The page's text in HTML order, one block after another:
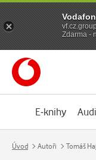
E-knihy
Úvod Autoři Tomáš
Zdarma -